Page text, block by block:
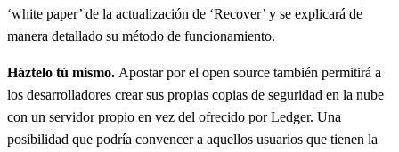
‘white paper’ de la actualización de ‘Recover’ y se explicará de
manera detallado su método de funcionamiento.
Háztelo tú mismo. Apostar por el open source también permitirá a
los desarrolladores crear sus propias copias de seguridad en la nube
con un servidor propio en vez del ofrecido por Ledger. Una
posibilidad que podría convencer a aquellos usuarios que tienen la